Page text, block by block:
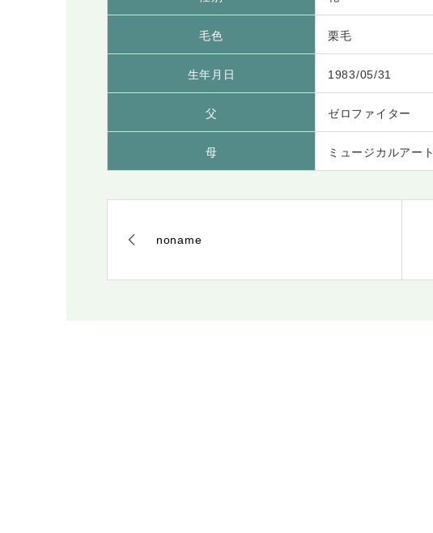
毛色 栗毛
生年月日 1983/05/31
父 ゼロファイター
母 ミュージカルアート
noname